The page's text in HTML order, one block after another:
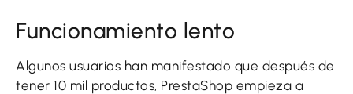
Funcionamiento lento
Algunos usuarios han manifestado que después de
tener 10 mil productos, PrestaShop empieza a